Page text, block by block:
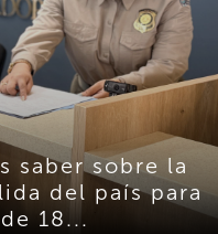
saber sobre la
del país para
18...